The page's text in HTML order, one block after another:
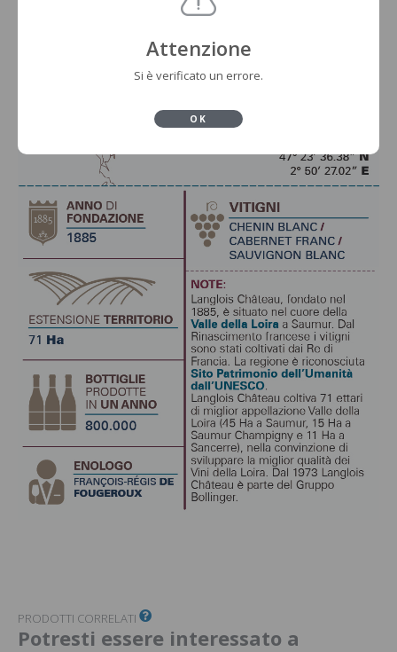
PRODOTTI CORRELATI
Potresti essere interessato a
Attenzione
Si è verificato un errore.
OK